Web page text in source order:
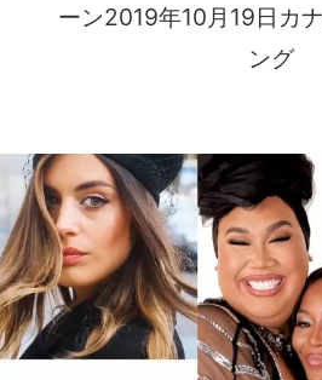
ーン2019年10月19日カ
ング